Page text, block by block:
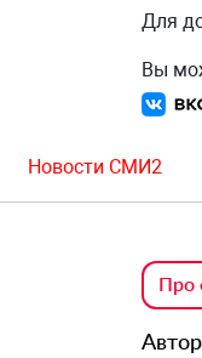
Для
Вы
Новости СМИ2
Про